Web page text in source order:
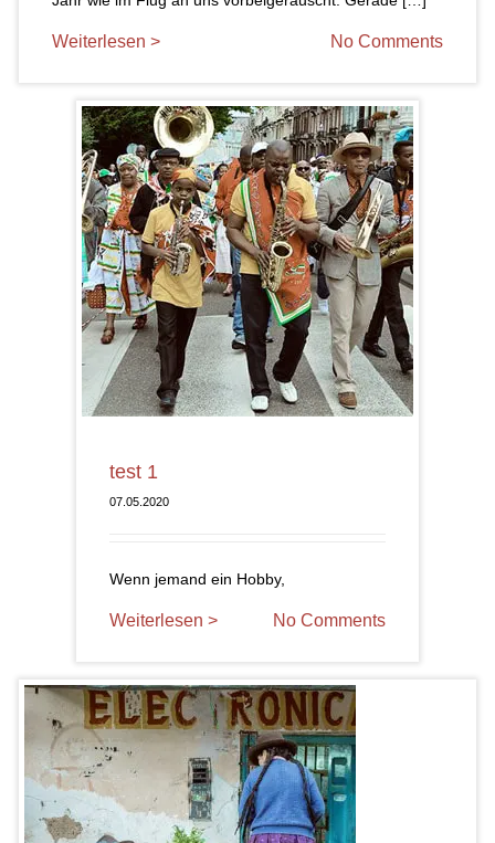
Weiterlesen > No Comments
test 1
07.05.2020
Wenn jemand ein Hobby,
Weiterlesen > No Comments